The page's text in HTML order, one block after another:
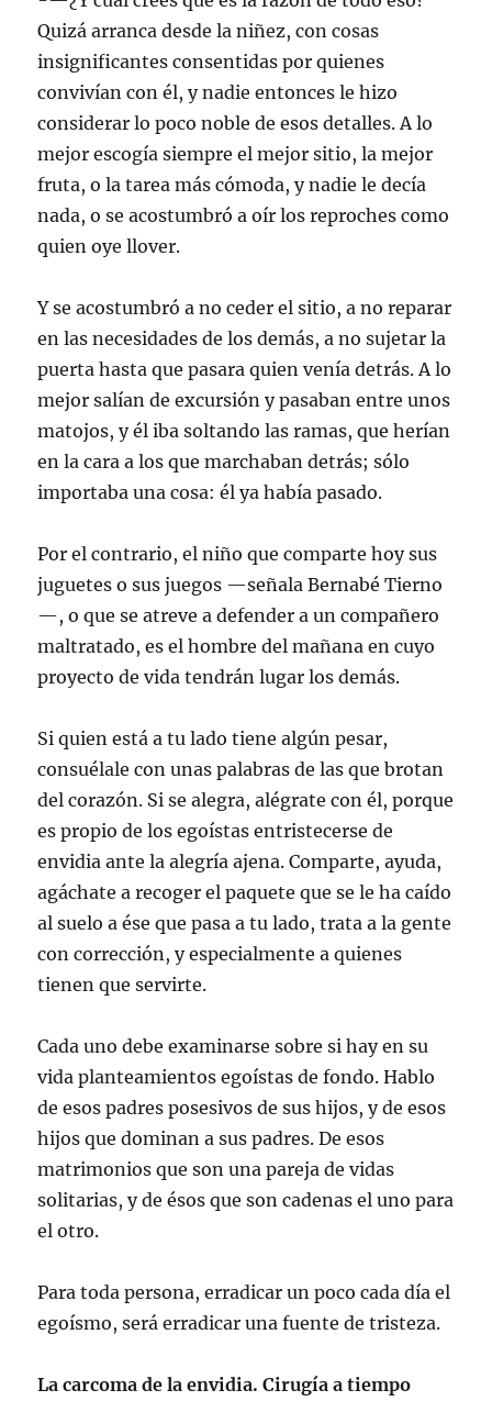
Quizá arranca desde la niñez, con cosas
insignificantes consentidas por quienes
convivían con él, y nadie entonces le hizo
considerar lo poco noble de esos detalles. A lo
mejor escogía siempre el mejor sitio, la mejor
fruta, o la tarea más cómoda, y nadie le decía
nada, o se acostumbró a oír los reproches como
quien oye llover.
Y se acostumbró a no ceder el sitio, a no reparar
en las necesidades de los demás, a no sujetar la
puerta hasta que pasara quien venía detrás. A lo
mejor salían de excursión y pasaban entre unos
matojos, y él iba soltando las ramas, que herían
en la cara a los que marchaban detrás; sólo
importaba una cosa: él ya había pasado.
Por el contrario, el niño que comparte hoy sus
juguetes o sus juegos —señala Bernabé Tierno
—, o que se atreve a defender a un compañero
maltratado, es el hombre del mañana en cuyo
proyecto de vida tendrán lugar los demás.
Si quien está a tu lado tiene algún pesar,
consuélale con unas palabras de las que brotan
del corazón. Si se alegra, alégrate con él, porque
es propio de los egoístas entristecerse de
envidia ante la alegría ajena. Comparte, ayuda,
agáchate a recoger el paquete que se le ha caído
al suelo a ése que pasa a tu lado, trata a la gente
con corrección, y especialmente a quienes
tienen que servirte.
Cada uno debe examinarse sobre si hay en su
vida planteamientos egoístas de fondo. Hablo
de esos padres posesivos de sus hijos, y de esos
hijos que dominan a sus padres. De esos
matrimonios que son una pareja de vidas
solitarias, y de ésos que son cadenas el uno para
el otro.
Para toda persona, erradicar un poco cada día el
egoísmo, será erradicar una fuente de tristeza.
La carcoma de la envidia. Cirugía a tiempo